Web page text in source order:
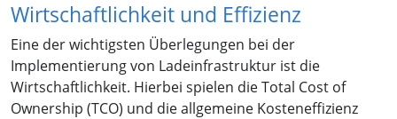
Wirtschaftlichkeit und Effizienz
Eine der wichtigsten Überlegungen bei der
Implementierung von Ladeinfrastruktur ist die
Wirtschaftlichkeit. Hierbei spielen die Total Cost of
Ownership (TCO) und die allgemeine Kosteneffizienz